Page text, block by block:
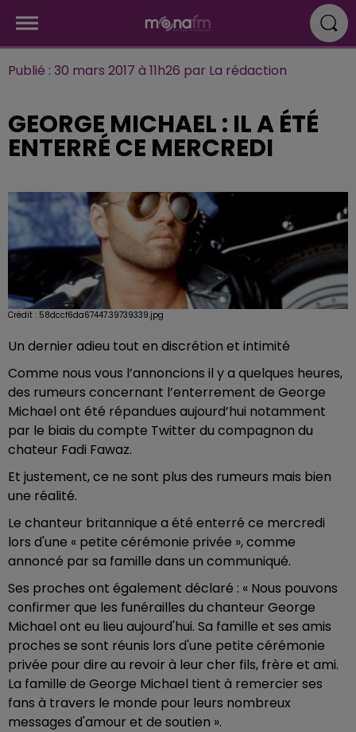
Publié : 30 mars 2017 à 11h26 par La rédaction
GEORGE MICHAEL : IL A ÉTÉ
ENTERRÉ CE MERCREDI
Crédit : 58dccf6da67447.39739339.jpg
Un dernier adieu tout en discrétion et intimité
Comme nous vous l’annoncions il y a quelques heures,
des rumeurs concernant l’enterrement de George
Michael ont été répandues aujourd’hui notamment
par le biais du compte Twitter du compagnon du
chateur Fadi Fawaz.
Et justement, ce ne sont plus des rumeurs mais bien
une réalité.
Le chanteur britannique a été enterré ce mercredi
lors d'une « petite cérémonie privée », comme
annoncé par sa famille dans un communiqué.
Ses proches ont également déclaré : « Nous pouvons
confirmer que les funérailles du chanteur George
Michael ont eu lieu aujourd'hui. Sa famille et ses amis
proches se sont réunis lors d'une petite cérémonie
privée pour dire au revoir à leur cher fils, frère et ami.
La famille de George Michael tient à remercier ses
fans à travers le monde pour leurs nombreux
messages d'amour et de soutien ».